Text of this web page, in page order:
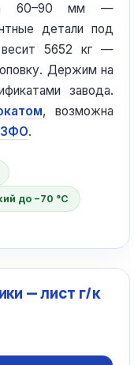
60–90 мм —
детали под
весит 5652 кг —
Держим на
завода.
, возможна
.
до −70 °C
— лист г/к